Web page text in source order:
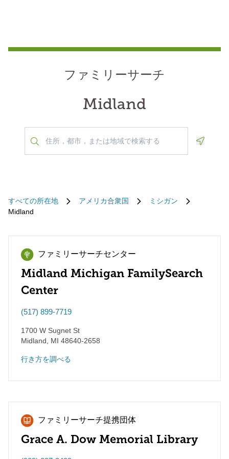
ファミリーサーチ
Midland
すべての所在地 アメリカ合衆国
ミシガン
Midland
ファミリーサーチセンター
Midland Michigan FamilySearch
Center
(517) 899-7719
1700 W Sugnet St
Midland
MI 48640-2658
行き方を調べる
ファミリーサーチ提携団体
Grace A. Dow Memorial Library